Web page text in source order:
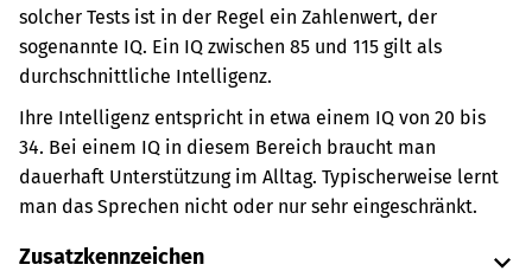
solcher Tests ist in der Regel ein Zahlenwert, der
sogenannte IQ. Ein IQ zwischen 85 und 115 gilt als
durchschnittliche Intelligenz.
Ihre Intelligenz entspricht in etwa einem IQ von 20 bis
34. Bei einem IQ in diesem Bereich braucht man
dauerhaft Unterstützung im Alltag. Typischerweise lernt
man das Sprechen nicht oder nur sehr eingeschränkt.
Zusatzkennzeichen